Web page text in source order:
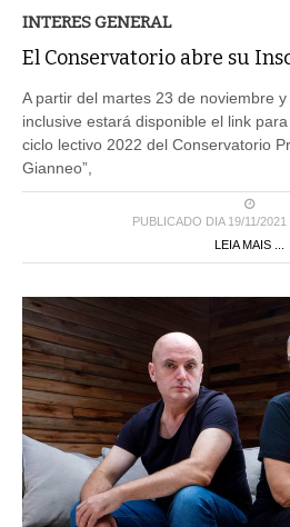
INTERES GENERAL
El Conservatorio abre su
A partir del martes 23 de noviembre
inclusive estará disponible el link
ciclo lectivo 2022 del Conservatorio
Gianneo”,
PUBLICADO DIA 19/11/
LEIA MAIS ...